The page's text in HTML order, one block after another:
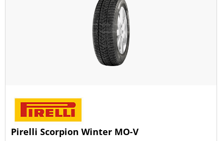
Pirelli Scorpion Winter MO-V